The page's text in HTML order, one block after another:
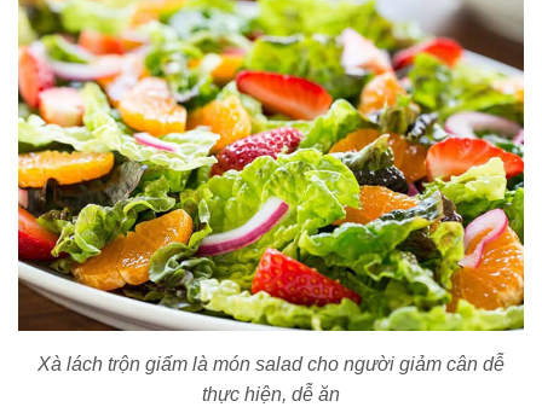
Xà lách trộn giấm là món salad cho người giảm cân dễ
thực hiện, dễ ăn